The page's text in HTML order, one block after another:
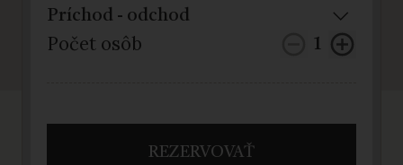
Počet osôb 1
REZERVOVAŤ